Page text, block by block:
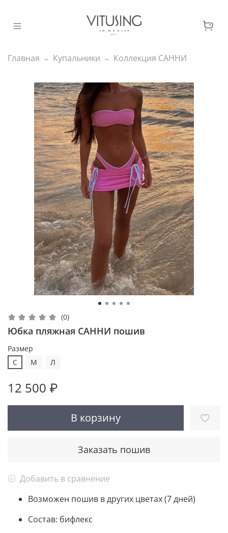
Главная Купальники Коллекция САННИ
(0)
Юбка пляжная САННИ пошив
Размер
С
M Л
12 500 ₽
В корзину
Заказать пошив
Добавить в сравнение
Возможен пошив в других цветах (7 дней)
Состав: бифлекс